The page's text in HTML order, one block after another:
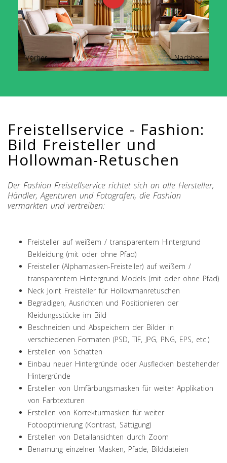
Nachher
Vorher
Freistellservice - Fashion:
Bild Freisteller und
Hollowman-Retuschen
Der Fashion Freistellservice richtet sich an alle Hersteller,
Händler, Agenturen und Fotografen, die Fashion
vermarkten und vertreiben:
Freisteller auf weißem / transparentem Hintergrund
Bekleidung (mit oder ohne Pfad)
Freisteller (Alphamasken-Freisteller) auf weißem /
transparentem Hintergrund Models (mit oder ohne Pfad)
Neck Joint Freisteller für Hollowmanretuschen
Begradigen, Ausrichten und Positionieren der
Kleidungsstücke im Bild
Beschneiden und Abspeichern der Bilder in
verschiedenen Formaten (PSD, TIF, JPG, PNG, EPS, etc.)
Erstellen von Schatten
Einbau neuer Hintergründe oder Ausflecken bestehender
Hintergründe
Erstellen von Umfärbungsmasken für weiter Applikation
von Farbtexturen
Erstellen von Korrekturmasken für weiter
Fotooptimierung (Kontrast, Sättigung)
Erstellen von Detailansichten durch Zoom
Benamung einzelner Masken, Pfade, Bilddateien